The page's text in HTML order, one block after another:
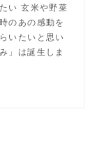
い 玄米や野菜
のあの感動を
いたいと思い
」は誕生しま